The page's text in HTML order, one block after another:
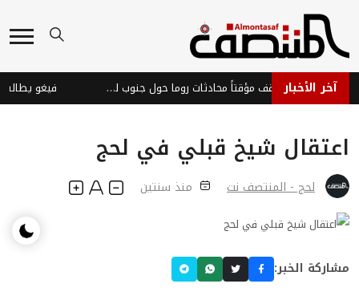
آخر الأخبار غارات إسرائيلية توقف مؤقتاً محادثات روما حول جنوب لبنان فيغو يطالب
اعتقال شيخ قبلي في لحج
لحج - المنتصف نت منذ سنتين
مشاركة الخبر: